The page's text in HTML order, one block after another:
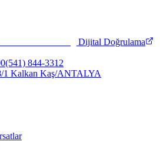
Dijital Doğrulama
844-3312
1 Kalkan Kaş/ANTALYA